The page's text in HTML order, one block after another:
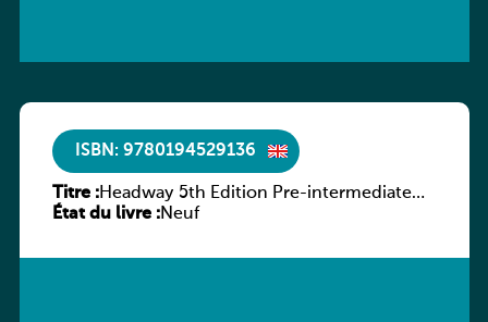
ISBN: 9780194529136
Titre :Headway 5th Edition Pre-intermediate
Workbook without key
État du livre :Neuf